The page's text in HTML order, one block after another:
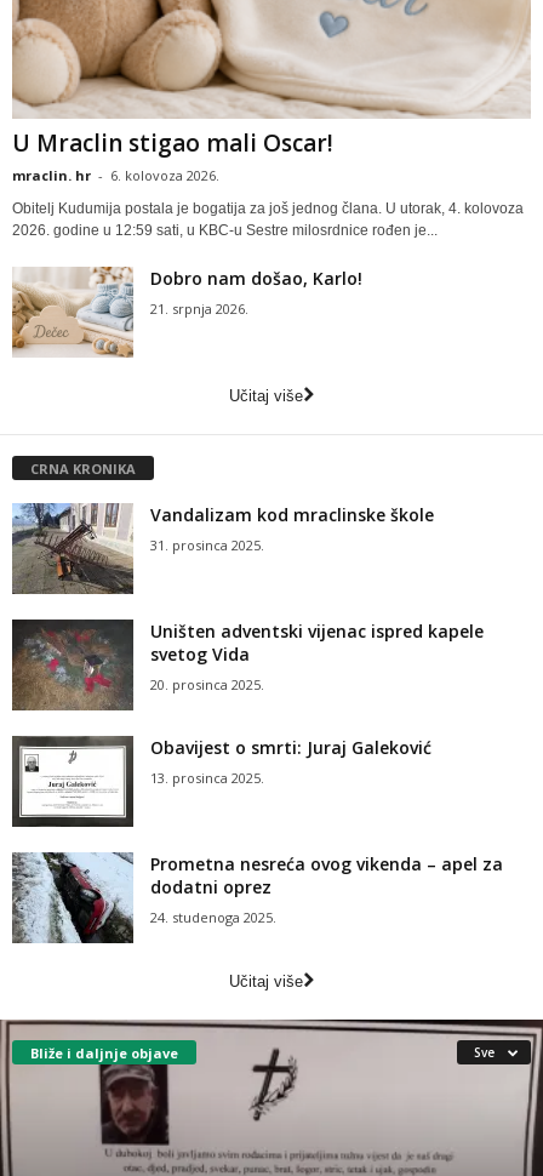
U Mraclin stigao mali Oscar!
mraclin. hr - 6. kolovoza 2026.
Obitelj Kudumija postala je bogatija za još jednog člana. U utorak, 4. kolovoza
2026. godine u 12:59 sati, u KBC-u Sestre milosrdnice rođen je...
Dobro nam došao, Karlo!
21. srpnja 2026.
Učitaj više
CRNA KRONIKA
Vandalizam kod mraclinske škole
31. prosinca 2025.
Uništen adventski vijenac ispred kapele
svetog Vida
20. prosinca 2025.
Obavijest o smrti: Juraj Galeković
13. prosinca 2025.
Prometna nesreća ovog vikenda – apel za
dodatni oprez
24. studenoga 2025.
Učitaj više
Bliže i daljnje objave Sve